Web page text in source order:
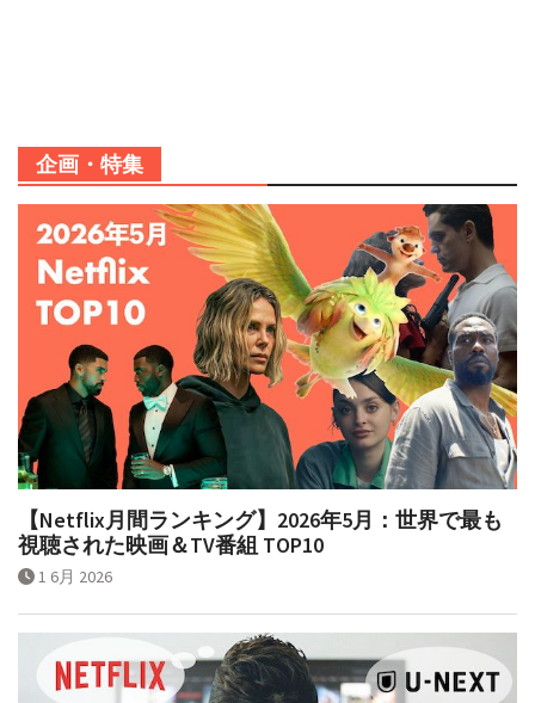
企画・特集
【Netflix月間ランキング】2026年5月：世界で最も
視聴された映画＆TV番組 TOP10
1 6月 2026